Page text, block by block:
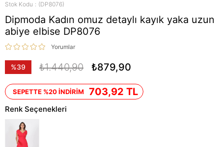
Stok Kodu (DP8076)
Dipmoda Kadın omuz detaylı kayık yaka uzun
abiye elbise DP8076
Yorumlar
%39
₺1.440,90 ₺879,90
SEPETTE %20 İNDİRİM 703,92 TL
Renk Seçenekleri